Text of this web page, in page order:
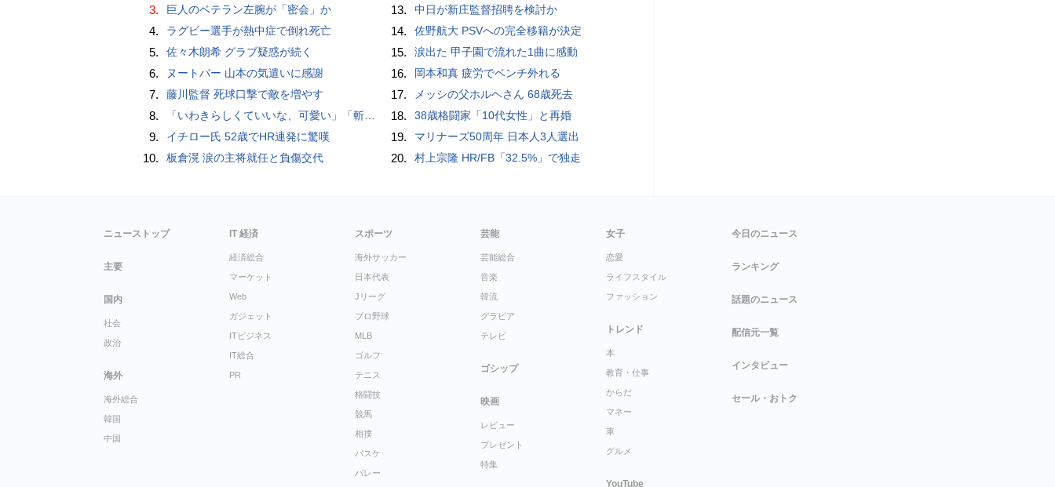
3. 巨人のベテラン左腕が「密会」か
4. ラグビー選手が熱中症で倒れ死亡
5. 佐々木朗希 グラブ疑惑が続く
6. ヌートバー 山本の気遣いに感謝
7. 藤川監督 死球口撃で敵を増やす
8. 「いわきらしくていいな、可愛い」「斬新」初出場初勝利の東日本国際大昌平、アルプス彩ったフラダンス部の応援に反響 部員は感無量「夢を見ているよう」
9. イチロー氏 52歳でHR連発に驚嘆
10. 板倉滉 涙の主将就任と負傷交代
13. 中日が新庄監督招聘を検討か
14. 佐野航大 PSVへの完全移籍が決定
15. 涙出た 甲子園で流れた1曲に感動
16. 岡本和真 疲労でベンチ外れる
17. メッシの父ホルヘさん 68歳死去
18. 38歳格闘家「10代女性」と再婚
19. マリナーズ50周年 日本人3人選出
20. 村上宗隆 HR/FB「32.5%」で独走
ニューストップ
主要
国内
社会
政治
海外
海外総合
韓国
中国
IT 経済
経済総合
マーケット
Web
ガジェット
ITビジネス
IT総合
PR
スポーツ
海外サッカー
日本代表
Jリーグ
プロ野球
MLB
ゴルフ
テニス
格闘技
競馬
相撲
バスケ
バレー
芸能
芸能総合
音楽
韓流
グラビア
テレビ
ゴシップ
映画
レビュー
プレゼント
特集
女子
恋愛
ライフスタイル
ファッション
トレンド
本
教育・仕事
からだ
マネー
車
グルメ
YouTube
今日のニュース
ランキング
話題のニュース
配信元一覧
インタビュー
セール・おトク